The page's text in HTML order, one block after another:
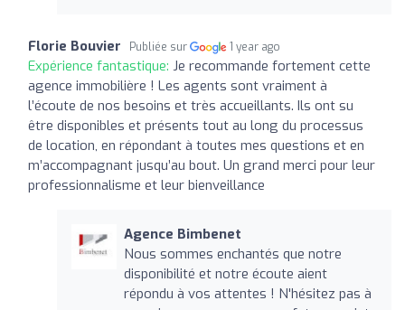
Florie Bouvier Publiée sur 1 year ago
Expérience fantastique: Je recommande fortement cette
agence immobilière ! Les agents sont vraiment à
l’écoute de nos besoins et très accueillants. Ils ont su
être disponibles et présents tout au long du processus
de location, en répondant à toutes mes questions et en
m’accompagnant jusqu’au bout. Un grand merci pour leur
professionnalisme et leur bienveillance
Agence Bimbenet
Nous sommes enchantés que notre
disponibilité et notre écoute aient
répondu à vos attentes ! N'hésitez pas à